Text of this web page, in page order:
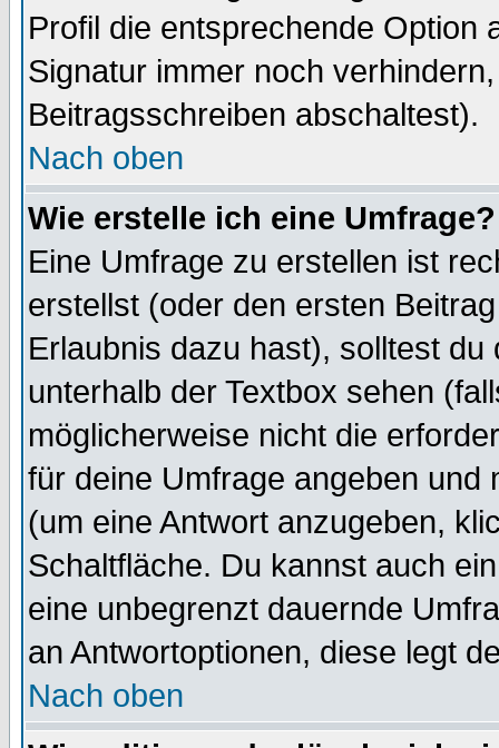
Profil die entsprechende Option
Signatur immer noch
Beitragsschreiben abschaltest).
Nach oben
Wie erstelle ich eine Umfrage?
Eine Umfrage zu erstellen ist
erstellst (oder den ersten
Erlaubnis dazu hast), solltest
unterhalb der Textbox sehen
möglicherweise nicht die
für deine Umfrage angeben und
(um eine Antwort anzugeben,
Schaltfläche. Du kannst auch
eine unbegrenzt dauernde
an Antwortoptionen, diese legt
Nach oben